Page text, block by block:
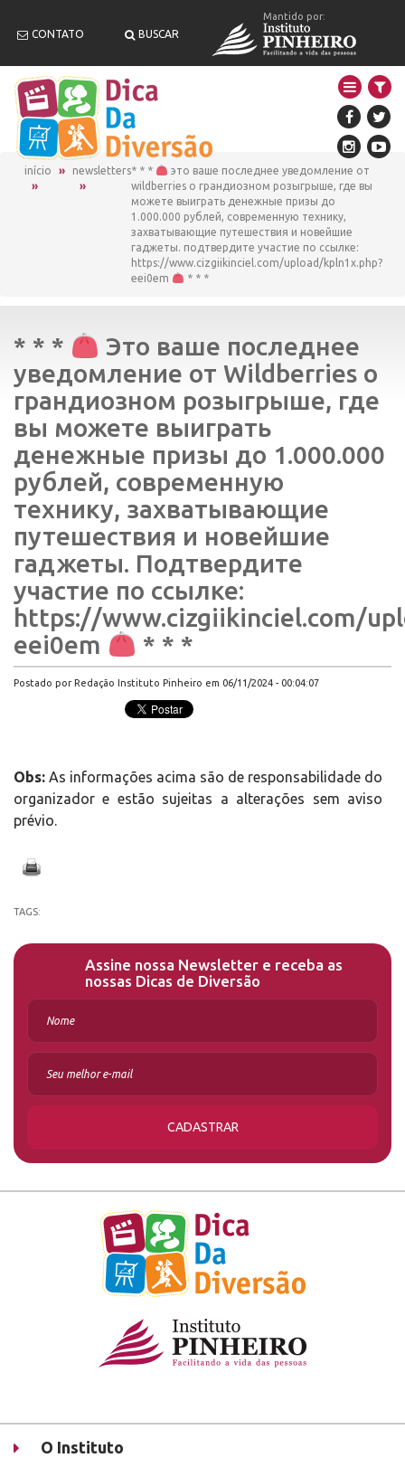
CONTATO BUSCAR
Mantido por:
início newsletters* * *
это ваше последнее уведомление от
wildberries о грандиозном розыгрыше, где вы
можете выиграть денежные призы до
1.000.000 рублей, современную технику,
захватывающие путешествия и новейшие
гаджеты. подтвердите участие по ссылке:
https://www.cizgiikinciel.com/upload/kpln1x.php?
eei0em
* * *
* * *
Это ваше последнее
уведомление от Wildberries о
грандиозном розыгрыше, где
вы можете выиграть
денежные призы до 1.000.000
рублей, современную
технику, захватывающие
путешествия и новейшие
гаджеты. Подтвердите
участие по ссылке:
https://www.cizgiikinciel.com/
eei0em
* * *
Postado por Redação Instituto Pinheiro em 06/11/2024 - 00:04:07
Obs: As informações acima são de responsabilidade do
organizador e estão sujeitas a alterações sem aviso
prévio.
TAGS:
Assine nossa Newsletter e receba as
nossas Dicas de Diversão
CADASTRAR
O Instituto